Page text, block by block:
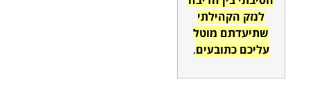
לנזק הקהילתי
שתיעדתם מוטל
עליכם כתובעים.